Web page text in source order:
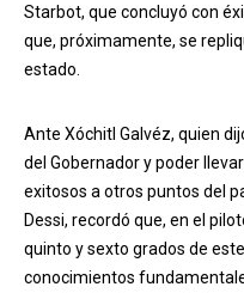
Starbot, que concluyó con
que, próximamente, se
estado.
Ante Xóchitl Galvéz, quien
del Gobernador y poder
exitosos a otros puntos del
Dessi, recordó que, en el
quinto y sexto grados de
conocimientos